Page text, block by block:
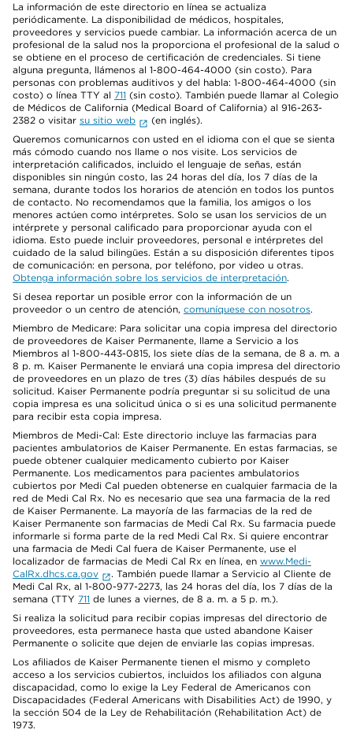
La información de este directorio en línea se actualiza
periódicamente. La disponibilidad de médicos, hospitales,
proveedores y servicios puede cambiar. La información acerca de un
profesional de la salud nos la proporciona el profesional de la salud o
se obtiene en el proceso de certificación de credenciales. Si tiene
alguna pregunta, llámenos al 1-800-464-4000 (sin costo). Para
personas con problemas auditivos y del habla: 1-800-464-4000 (sin
costo) o línea TTY al 711 (sin costo). También puede llamar al Colegio
de Médicos de California (Medical Board of California) al 916-263-
2382 o visitar su sitio web
(en inglés).
Queremos comunicarnos con usted en el idioma con el que se sienta
más cómodo cuando nos llame o nos visite. Los servicios de
interpretación calificados, incluido el lenguaje de señas, están
disponibles sin ningún costo, las 24 horas del día, los 7 días de la
semana, durante todos los horarios de atención en todos los puntos
de contacto. No recomendamos que la familia, los amigos o los
menores actúen como intérpretes. Solo se usan los servicios de un
intérprete y personal calificado para proporcionar ayuda con el
idioma. Esto puede incluir proveedores, personal e intérpretes del
cuidado de la salud bilingües. Están a su disposición diferentes tipos
de comunicación: en persona, por teléfono, por video u otras.
Obtenga información sobre los servicios de interpretación.
Si desea reportar un posible error con la información de un
proveedor o un centro de atención, comuníquese con nosotros.
Miembro de Medicare: Para solicitar una copia impresa del directorio
de proveedores de Kaiser Permanente, llame a Servicio a los
Miembros al 1-800-443-0815, los siete días de la semana, de 8 a. m. a
8 p. m. Kaiser Permanente le enviará una copia impresa del directorio
de proveedores en un plazo de tres (3) días hábiles después de su
solicitud. Kaiser Permanente podría preguntar si su solicitud de una
copia impresa es una solicitud única o si es una solicitud permanente
para recibir esta copia impresa.
Miembros de Medi-Cal: Este directorio incluye las farmacias para
pacientes ambulatorios de Kaiser Permanente. En estas farmacias, se
puede obtener cualquier medicamento cubierto por Kaiser
Permanente. Los medicamentos para pacientes ambulatorios
cubiertos por Medi Cal pueden obtenerse en cualquier farmacia de la
red de Medi Cal Rx. No es necesario que sea una farmacia de la red
de Kaiser Permanente. La mayoría de las farmacias de la red de
Kaiser Permanente son farmacias de Medi Cal Rx. Su farmacia puede
informarle si forma parte de la red Medi Cal Rx. Si quiere encontrar
una farmacia de Medi Cal fuera de Kaiser Permanente, use el
localizador de farmacias de Medi Cal Rx en línea, en www.Medi-
CalRx.dhcs.ca.gov
. También puede llamar a Servicio al Cliente de
Medi Cal Rx, al 1-800-977-2273, las 24 horas del día, los 7 días de la
semana (TTY 711 de lunes a viernes, de 8 a. m. a 5 p. m.).
Si realiza la solicitud para recibir copias impresas del directorio de
proveedores, esta permanece hasta que usted abandone Kaiser
Permanente o solicite que dejen de enviarle las copias impresas.
Los afiliados de Kaiser Permanente tienen el mismo y completo
acceso a los servicios cubiertos, incluidos los afiliados con alguna
discapacidad, como lo exige la Ley Federal de Americanos con
Discapacidades (Federal Americans with Disabilities Act) de 1990, y
la sección 504 de la Ley de Rehabilitación (Rehabilitation Act) de
1973.